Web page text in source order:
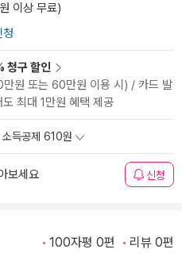
이상 무료)
청
청구 할인
원 또는 60만원 이용 시) / 카드 발
최대 1만원 혜택 제공
소득공제 610원
보세요 신청
100자평 0편 리뷰 0편